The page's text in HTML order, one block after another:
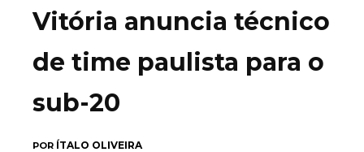
Vitória anuncia técnico
de time paulista para o
sub-20
POR ÍTALO OLIVEIRA